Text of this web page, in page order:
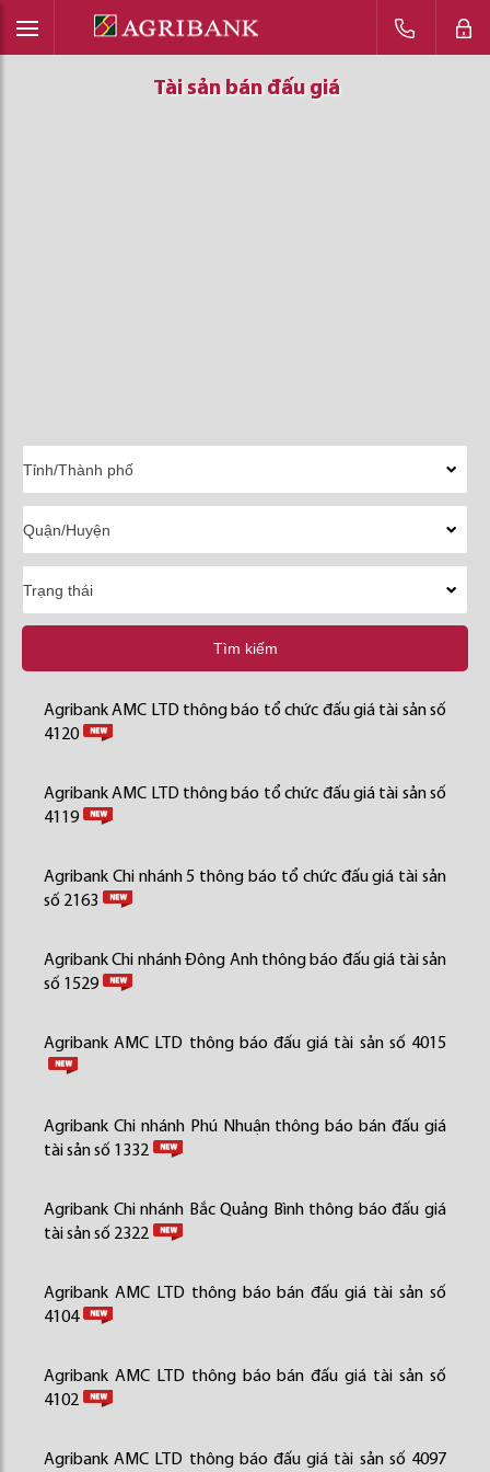
Tài sản bán đấu giá
Tài sản bán đấu giá
Tài sản bán đấu giá
Tìm kiếm
Agribank AMC LTD thông báo tổ chức đấu giá tài sản số
4120
Agribank AMC LTD thông báo tổ chức đấu giá tài sản số
4119
Agribank Chi nhánh 5 thông báo tổ chức đấu giá tài sản
số 2163
Agribank Chi nhánh Đông Anh thông báo đấu giá tài sản
số 1529
Agribank AMC LTD thông báo đấu giá tài sản số 4015
Agribank Chi nhánh Phú Nhuận thông báo bán đấu giá
tài sản số 1332
Agribank Chi nhánh Bắc Quảng Bình thông báo đấu giá
tài sản số 2322
Agribank AMC LTD thông báo bán đấu giá tài sản số
4104
Agribank AMC LTD thông báo bán đấu giá tài sản số
4102
Agribank AMC LTD thông báo đấu giá tài sản số 4097